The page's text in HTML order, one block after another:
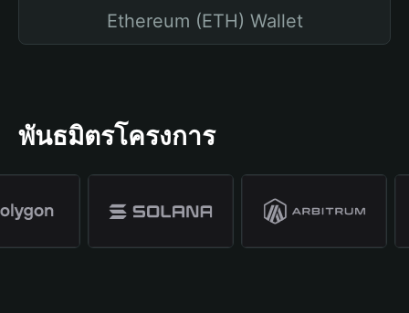
Ethereum (ETH) Wallet
พันธมิตรโครงการ